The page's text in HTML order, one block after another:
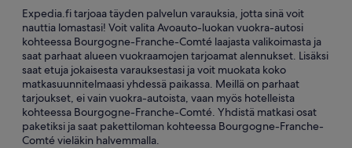
Expedia.fi tarjoaa täyden palvelun varauksia, jotta sinä voit
nauttia lomastasi! Voit valita Avoauto-luokan vuokra-autosi
kohteessa Bourgogne-Franche-Comté laajasta valikoimasta ja
saat parhaat alueen vuokraamojen tarjoamat alennukset. Lisäksi
saat etuja jokaisesta varauksestasi ja voit muokata koko
matkasuunnitelmaasi yhdessä paikassa. Meillä on parhaat
tarjoukset, ei vain vuokra-autoista, vaan myös hotelleista
kohteessa Bourgogne-Franche-Comté. Yhdistä matkasi osat
paketiksi ja saat pakettiloman kohteessa Bourgogne-Franche-
Comté vieläkin halvemmalla.